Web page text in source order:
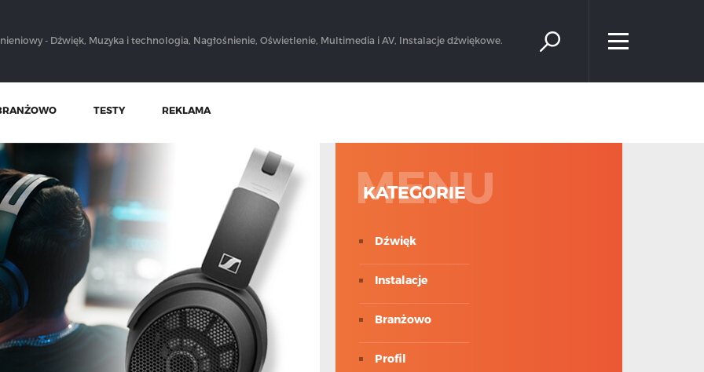
- Dźwięk, Muzyka i technologia, Nagłośnienie, Oświetlenie, Multimedia i AV, Instalacje dźwiękowe.
TESTY REKLAMA
MENU
KATEGORIE
Dźwięk
Instalacje
Branżowo
Profil